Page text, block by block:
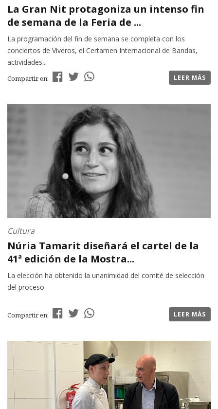
La Gran Nit protagoniza un intenso fin
de semana de la Feria de ...
La programación del fin de semana se completa con los
conciertos de Viveros, el Certamen Internacional de Bandas,
actividades...
Compartir en: LEER MÁS
Cultura
Núria Tamarit diseñará el cartel de la
41ª edición de la Mostra...
La elección ha obtenido la unanimidad del comité de selección
del proceso
Compartir en: LEER MÁS